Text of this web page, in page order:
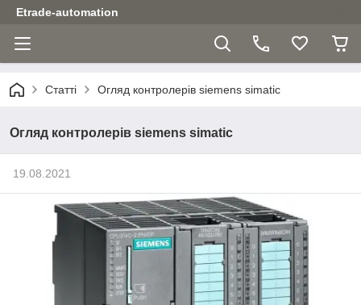
Etrade-automation
Статті Огляд контролерів siemens simatic
Огляд контролерів siemens simatic
19.08.2021